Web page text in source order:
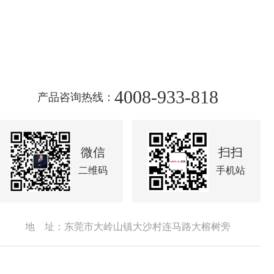
产品咨询热线： 4008-933-818
微信
二维码
扫扫
手机站
地 址：东莞市大岭山镇大沙村连马路大榕树旁